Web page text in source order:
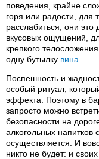
поведения, крайне
горя или радости, для
расслабиться, они
вкусовых ощущений,
крепкого
одну бутылку вина
Поспешность и
особый ритуал,
эффекта. Поэтому в
запросто можно
безопасности на
алкогольных напитков
осуществляется. И
никто не будет: и